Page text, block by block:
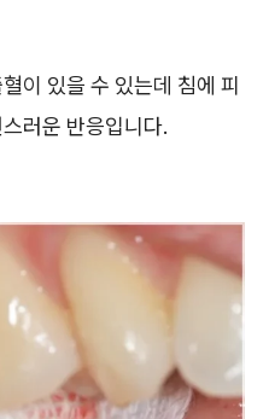
이 있을 수 있는데 침에 피
러운 반응입니다.